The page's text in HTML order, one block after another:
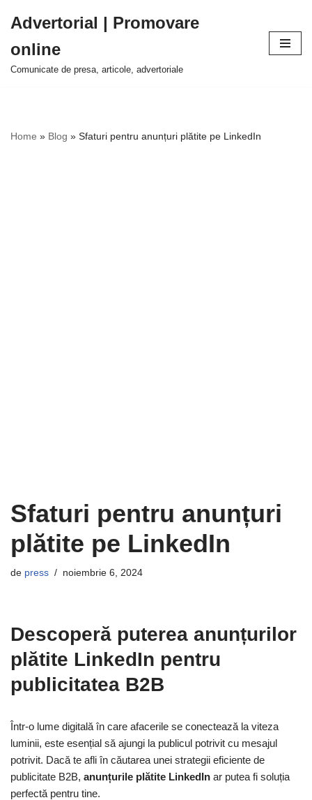
la
conținut
Advertorial | Promovare
online
Comunicate de presa, articole, advertoriale
Home » Blog » Sfaturi pentru anunțuri plătite pe LinkedIn
Sfaturi pentru anunțuri
plătite pe LinkedIn
de press noiembrie 6, 2024
Descoperă puterea anunțurilor
plătite LinkedIn pentru
publicitatea B2B
Într-o lume digitală în care afacerile se conectează la viteza
luminii, este esențial să ajungi la publicul potrivit cu mesajul
potrivit. Dacă te afli în căutarea unei strategii eficiente de
publicitate B2B, anunțurile plătite LinkedIn ar putea fi soluția
perfectă pentru tine.